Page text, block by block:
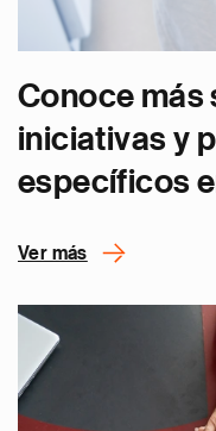
Conoce más
iniciativas y
específicos
Ver más